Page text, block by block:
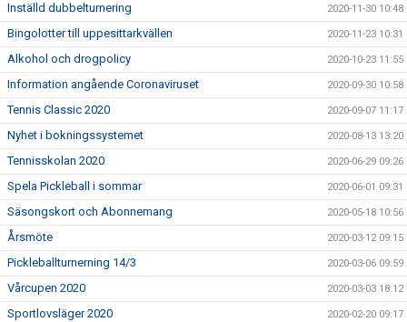
Inställd dubbelturnering 2020-11-30 10:48
Bingolotter till uppesittarkvällen 2020-11-23 10:31
Alkohol och drogpolicy 2020-10-23 11:55
Information angående Coronaviruset 2020-09-30 10:58
Tennis Classic 2020 2020-09-07 11:17
Nyhet i bokningssystemet 2020-08-13 13:20
Tennisskolan 2020 2020-06-29 09:26
Spela Pickleball i sommar 2020-06-01 09:31
Säsongskort och Abonnemang 2020-05-18 10:56
Årsmöte 2020-03-12 09:15
Pickleballturnerning 14/3 2020-03-06 09:59
Vårcupen 2020 2020-03-03 18:12
Sportlovsläger 2020 2020-02-20 09:17